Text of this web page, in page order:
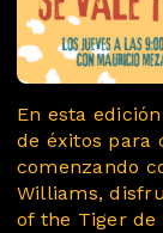
En esta
de éxitos para
comenzando
Williams,
of the Tiger de